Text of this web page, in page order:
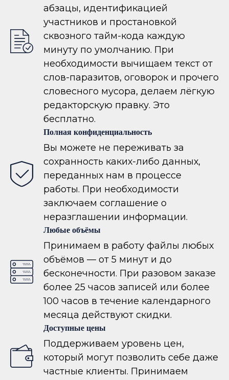
абзацы, идентификацией
участников и простановкой
сквозного тайм-кода каждую
минуту по умолчанию. При
необходимости вычищаем текст от
слов-паразитов, оговорок и прочего
словесного мусора, делаем лёгкую
редакторскую правку. Это
бесплатно.
Полная конфиденциальность
Вы можете не переживать за
сохранность каких-либо данных,
переданных нам в процессе
работы. При необходимости
заключаем соглашение о
неразглашении информации.
Любые объёмы
Принимаем в работу файлы любых
объёмов — от 5 минут и до
бесконечности. При разовом заказе
более 25 часов записей или более
100 часов в течение календарного
месяца действуют скидки.
Доступные цены
Поддерживаем уровень цен,
который могут позволить себе даже
частные клиенты. Принимаем